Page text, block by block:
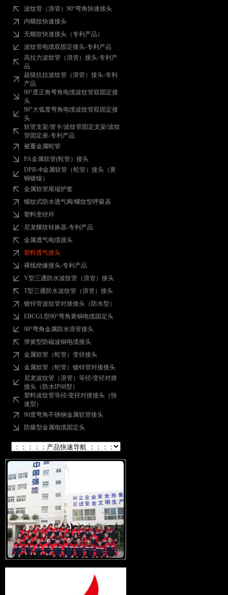
波纹管（浪管）90°弯角快速接头
内螺纹快速接头
无螺纹快速接头（专利产品）
波纹管电缆双固定接头-专利产品
高拉力波纹管（浪管）接头-专利产
品
超级抗拉波纹管（浪管）接头-专利
产品
90°度正角弯角电缆波纹管双固定接
头
90°大弧度弯角电缆波纹管双固定接
头
软管支架/管卡/波纹管固定支架/波纹
管固定座-专利产品
被覆金属蛇管
PA金属软管(蛇管）接头
DPB-Ф金属软管（蛇管）接头（黄
铜镀镍）
金属软管尾端护套
螺纹式防水透气阀/螺纹型呼吸器
塑料变径环
尼龙螺纹转换器-专利产品
金属透气电缆接头
塑料透气接头
裸线绝缘接头-专利产品
Y型三通防水波纹管（浪管）接头
T型三通防水波纹管（浪管）接头
镀锌管波纹管对接接头（防水型）
EBCGL型90°弯角黄铜电缆固定头
90°弯角金属防水浪管接头
弹簧型防磁波铜电缆接头
金属软管（蛇管）变径接头
金属软管（蛇管）镀锌管对接接头
尼龙波纹管（浪管）等径/变径对接
接头（防水IP68型）
塑料波纹管等径/变径对接接头（快
速型）
90度弯角不锈钢金属软管接头
防爆型金属电缆固定头